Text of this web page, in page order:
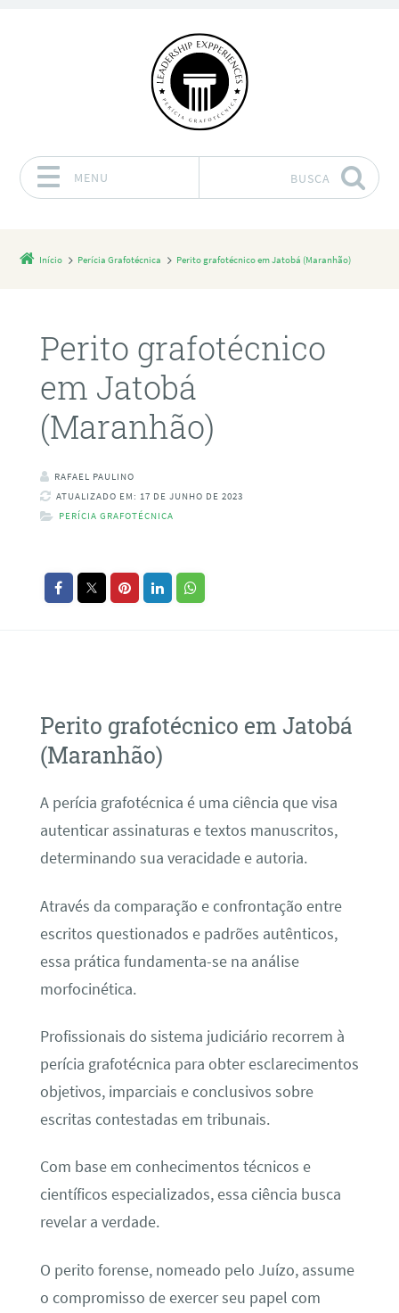
MENU BUSCA
Início Perícia Grafotécnica Perito grafotécnico em Jatobá (Maranhão)
Perito grafotécnico
em Jatobá
(Maranhão)
RAFAEL PAULINO
ATUALIZADO EM: 17 DE JUNHO DE 2023
PERÍCIA GRAFOTÉCNICA
Perito grafotécnico em Jatobá
(Maranhão)
A perícia grafotécnica é uma ciência que visa
autenticar assinaturas e textos manuscritos,
determinando sua veracidade e autoria.
Através da comparação e confrontação entre
escritos questionados e padrões autênticos,
essa prática fundamenta-se na análise
morfocinética.
Profissionais do sistema judiciário recorrem à
perícia grafotécnica para obter esclarecimentos
objetivos, imparciais e conclusivos sobre
escritas contestadas em tribunais.
Com base em conhecimentos técnicos e
científicos especializados, essa ciência busca
revelar a verdade.
O perito forense, nomeado pelo Juízo, assume
o compromisso de exercer seu papel com